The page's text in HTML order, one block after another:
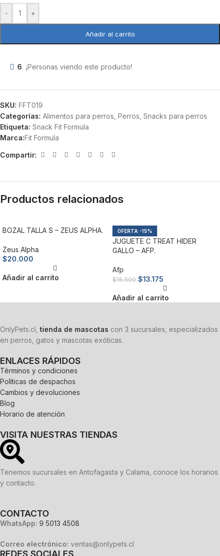
- +
Añadir al carrito
6 ¡Personas viendo este producto!
SKU: FFT019
Categorías: Alimentos para perros Perros Snacks para perros
Etiqueta: Snack Fit Formula
Marca:Fit Formula
Compartir:
Productos relacionados
BOZAL TALLA S – ZEUS ALPHA.
Zeus Alpha
$20.000
Añadir al carrito
-15%
JUGUETE C TREAT HIDER
GALLO – AFP.
Afp
$15.500 $13.175
Añadir al carrito
OnlyPets.cl, tienda de mascotas con 3 sucursales, especializados
en perros, gatos y mascotas exóticas.
ENLACES RÁPIDOS
Términos y condiciones
Políticas de despachos
Cambios y devoluciones
Blog
Horario de atención
VISITA NUESTRAS TIENDAS
Tenemos sucursales en Antofagasta y Calama, conoce los horarios
y contacto.
CONTACTO
WhatsApp: 9 5013 4508
Correo electrónico: ventas@onlypets.cl
REDES SOCIALES